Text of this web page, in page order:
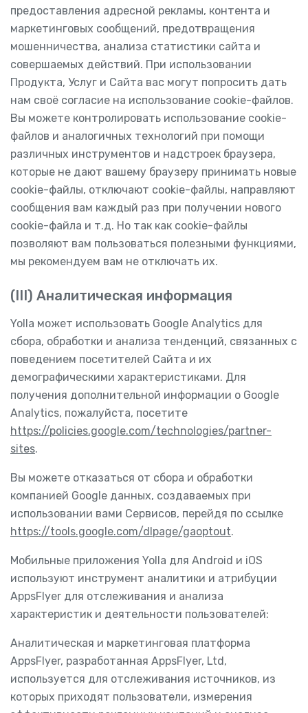
предоставления адресной рекламы, контента и
маркетинговых сообщений, предотвращения
мошенничества, анализа статистики сайта и
совершаемых действий. При использовании
Продукта, Услуг и Сайта вас могут попросить дать
нам своё согласие на использование cookie-файлов.
Вы можете контролировать использование cookie-
файлов и аналогичных технологий при помощи
различных инструментов и надстроек браузера,
которые не дают вашему браузеру принимать новые
cookie-файлы, отключают cookie-файлы, направляют
сообщения вам каждый раз при получении нового
cookie-файла и т.д. Но так как cookie-файлы
позволяют вам пользоваться полезными функциями,
мы рекомендуем вам не отключать их.
(III) Аналитическая информация
Yolla может использовать Google Analytics для
сбора, обработки и анализа тенденций, связанных с
поведением посетителей Сайта и их
демографическими характеристиками. Для
получения дополнительной информации о Google
Analytics, пожалуйста, посетите
https://policies.google.com/technologies/partner-
sites.
Вы можете отказаться от сбора и обработки
компанией Google данных, создаваемых при
использовании вами Сервисов, перейдя по ссылке
https://tools.google.com/dlpage/gaoptout.
Мобильные приложения Yolla для Android и iOS
используют инструмент аналитики и атрибуции
AppsFlyer для отслеживания и анализа
характеристик и деятельности пользователей:
Аналитическая и маркетинговая платформа
AppsFlyer, разработанная AppsFlyer, Ltd,
используется для отслеживания источников, из
которых приходят пользователи, измерения